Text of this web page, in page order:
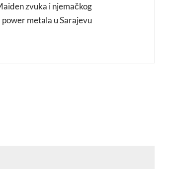
zvuka i njemačkog
power metala u Sarajevu